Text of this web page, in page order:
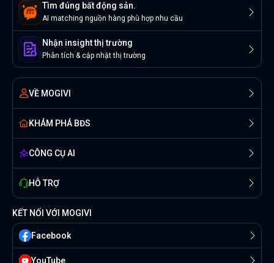
Tìm đúng bất động sản.
AI matching nguồn hàng phù hợp nhu cầu
Nhận insight thị trường
Phân tích & cập nhật thị trường
VỀ MOGIVI
KHÁM PHÁ BĐS
CÔNG CỤ AI
HỖ TRỢ
KẾT NỐI VỚI MOGIVI
Facebook
YouTube